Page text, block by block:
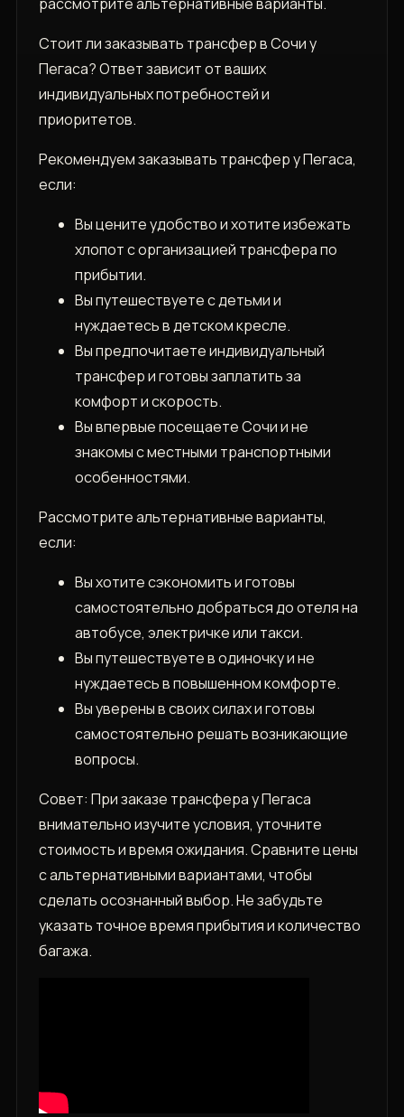
Стоит ли заказывать трансфер в Сочи у
Пегаса? Ответ зависит от ваших
индивидуальных потребностей и
приоритетов.
Рекомендуем заказывать трансфер у Пегаса,
если:
Вы цените удобство и хотите избежать
хлопот с организацией трансфера по
прибытии.
Вы путешествуете с детьми и
нуждаетесь в детском кресле.
Вы предпочитаете индивидуальный
трансфер и готовы заплатить за
комфорт и скорость.
Вы впервые посещаете Сочи и не
знакомы с местными транспортными
особенностями.
Рассмотрите альтернативные варианты,
если:
Вы хотите сэкономить и готовы
самостоятельно добраться до отеля на
автобусе, электричке или такси.
Вы путешествуете в одиночку и не
нуждаетесь в повышенном комфорте.
Вы уверены в своих силах и готовы
самостоятельно решать возникающие
вопросы.
Совет: При заказе трансфера у Пегаса
внимательно изучите условия, уточните
стоимость и время ожидания. Сравните цены
с альтернативными вариантами, чтобы
сделать осознанный выбор. Не забудьте
указать точное время прибытия и количество
багажа.